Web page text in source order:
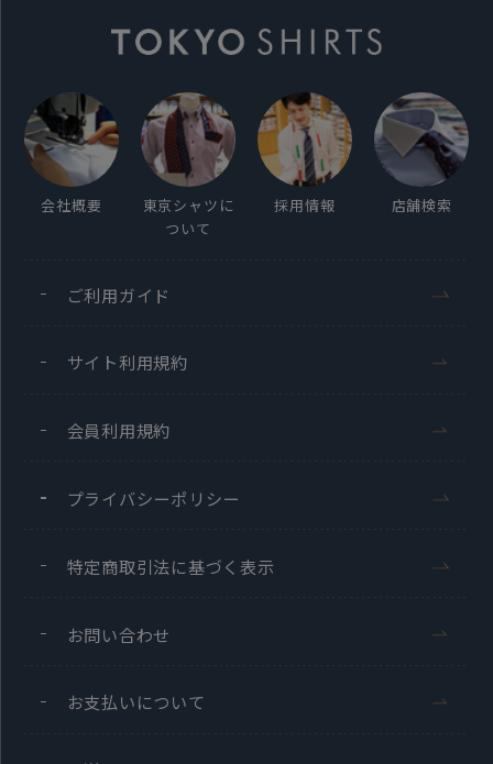
会社概要
東京シャツに
ついて
採用情報 店舗検索
ご利用ガイド
サイト利用規約
会員利用規約
プライバシーポリシー
特定商取引法に基づく表示
お問い合わせ
お支払いについて